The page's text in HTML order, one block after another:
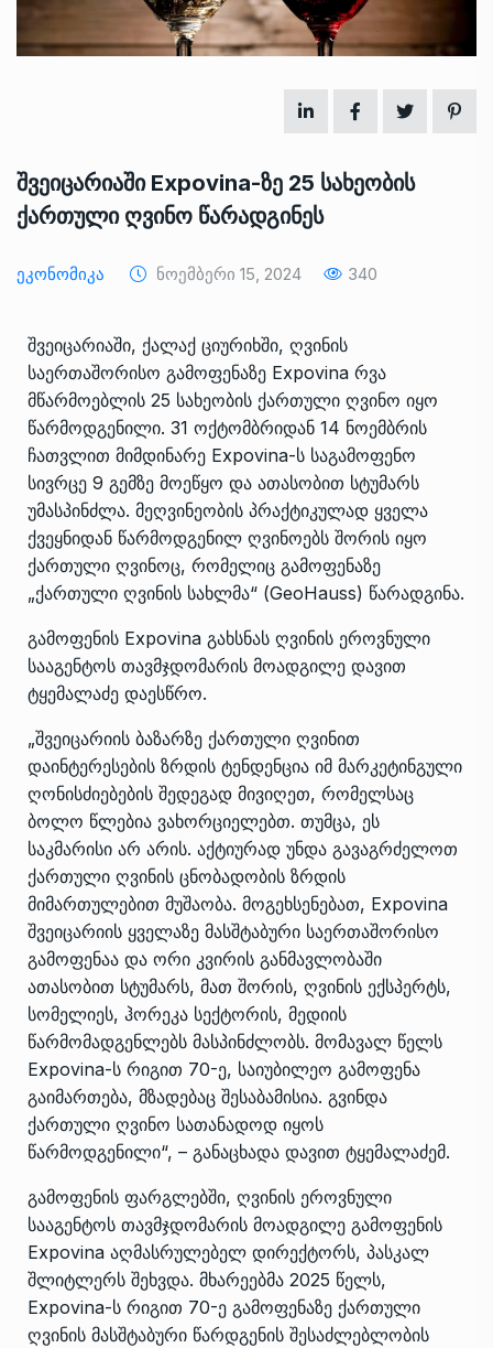
შვეიცარიაში Expovina-ზე 25 სახეობის
ქართული ღვინო წარადგინეს
Ეკონომიკა Ნოემბერი 15, 2024 340
შვეიცარიაში, ქალაქ ციურიხში, ღვინის
საერთაშორისო გამოფენაზე Expovina რვა
მწარმოებლის 25 სახეობის ქართული ღვინო იყო
წარმოდგენილი. 31 ოქტომბრიდან 14 ნოემბრის
ჩათვლით მიმდინარე Expovina-ს საგამოფენო
სივრცე 9 გემზე მოეწყო და ათასობით სტუმარს
უმასპინძლა. მეღვინეობის პრაქტიკულად ყველა
ქვეყნიდან წარმოდგენილ ღვინოებს შორის იყო
ქართული ღვინოც, რომელიც გამოფენაზე
„ქართული ღვინის სახლმა“ (GeoHauss) წარადგინა.
გამოფენის Expovina გახსნას ღვინის ეროვნული
სააგენტოს თავმჯდომარის მოადგილე დავით
ტყემალაძე დაესწრო.
„შვეიცარიის ბაზარზე ქართული ღვინით
დაინტერესების ზრდის ტენდენცია იმ მარკეტინგული
ღონისძიებების შედეგად მივიღეთ, რომელსაც
ბოლო წლებია ვახორციელებთ. თუმცა, ეს
საკმარისი არ არის. აქტიურად უნდა გავაგრძელოთ
ქართული ღვინის ცნობადობის ზრდის
მიმართულებით მუშაობა. მოგეხსენებათ, Expovina
შვეიცარიის ყველაზე მასშტაბური საერთაშორისო
გამოფენაა და ორი კვირის განმავლობაში
ათასობით სტუმარს, მათ შორის, ღვინის ექსპერტს,
სომელიეს, ჰორეკა სექტორის, მედიის
წარმომადგენლებს მასპინძლობს. მომავალ წელს
Expovina-ს რიგით 70-ე, საიუბილეო გამოფენა
გაიმართება, მზადებაც შესაბამისია. გვინდა
ქართული ღვინო სათანადოდ იყოს
წარმოდგენილი“, – განაცხადა დავით ტყემალაძემ.
გამოფენის ფარგლებში, ღვინის ეროვნული
სააგენტოს თავმჯდომარის მოადგილე გამოფენის
Expovina აღმასრულებელ დირექტორს, პასკალ
შლიტლერს შეხვდა. მხარეებმა 2025 წელს,
Expovina-ს რიგით 70-ე გამოფენაზე ქართული
ღვინის მასშტაბური წარდგენის შესაძლებლობის